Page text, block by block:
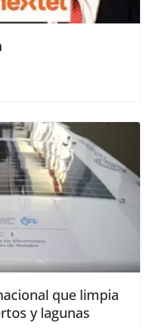
que limpia
y lagunas